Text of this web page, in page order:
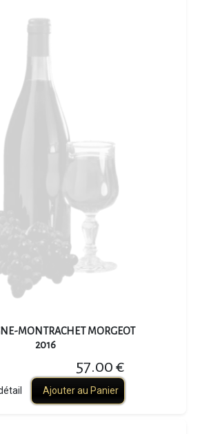
MONTRACHET MORGEOT
2016
57.00 €
Ajouter au Panier